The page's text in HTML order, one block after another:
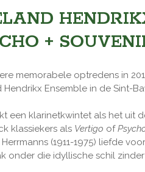
+
memorabele optredens in
Hendrikx Ensemble in de Sint-
een klarinetkwintet als het uit
klassiekers als Vertigo of
(1911-1975) liefde
onder die idyllische schil